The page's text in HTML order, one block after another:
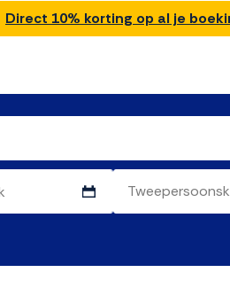
Direct 10% korting op al je